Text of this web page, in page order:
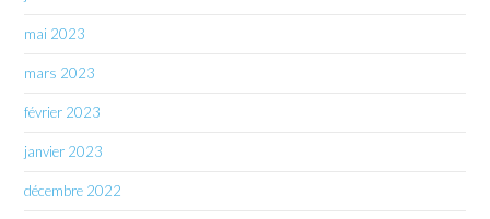
mai 2023
mars 2023
février 2023
janvier 2023
décembre 2022